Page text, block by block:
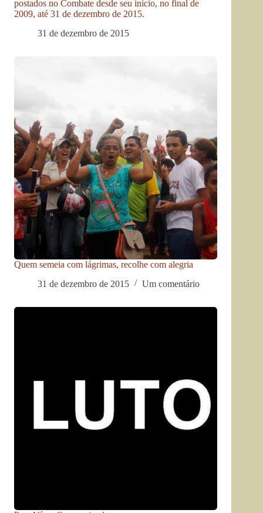
postados no Combate desde seu início, no final de
2009, até 31 de dezembro de 2015.
31 de dezembro de 2015
Quem semeia com lágrimas, recolhe com alegria
31 de dezembro de 2015
Um comentário